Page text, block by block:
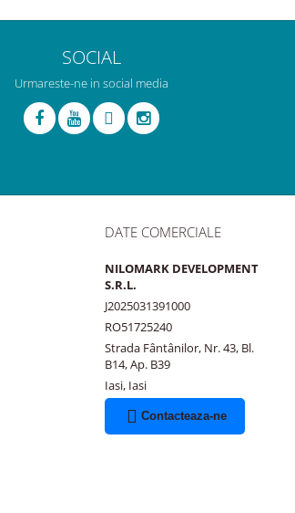
SOCIAL
Urmareste-ne in social media
DATE COMERCIALE
NILOMARK DEVELOPMENT
S.R.L.
J2025031391000
RO51725240
Strada Fântânilor, Nr. 43, Bl.
B14, Ap. B39
Iasi, Iasi
Contacteaza-ne